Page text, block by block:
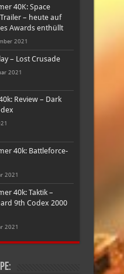
40K: Space
– heute auf
Awards enthüllt
2021
– Lost Crusade
2021
Review – Dark
40k: Battleforce-
2021
40k: Taktik –
9th Codex 2000
2021